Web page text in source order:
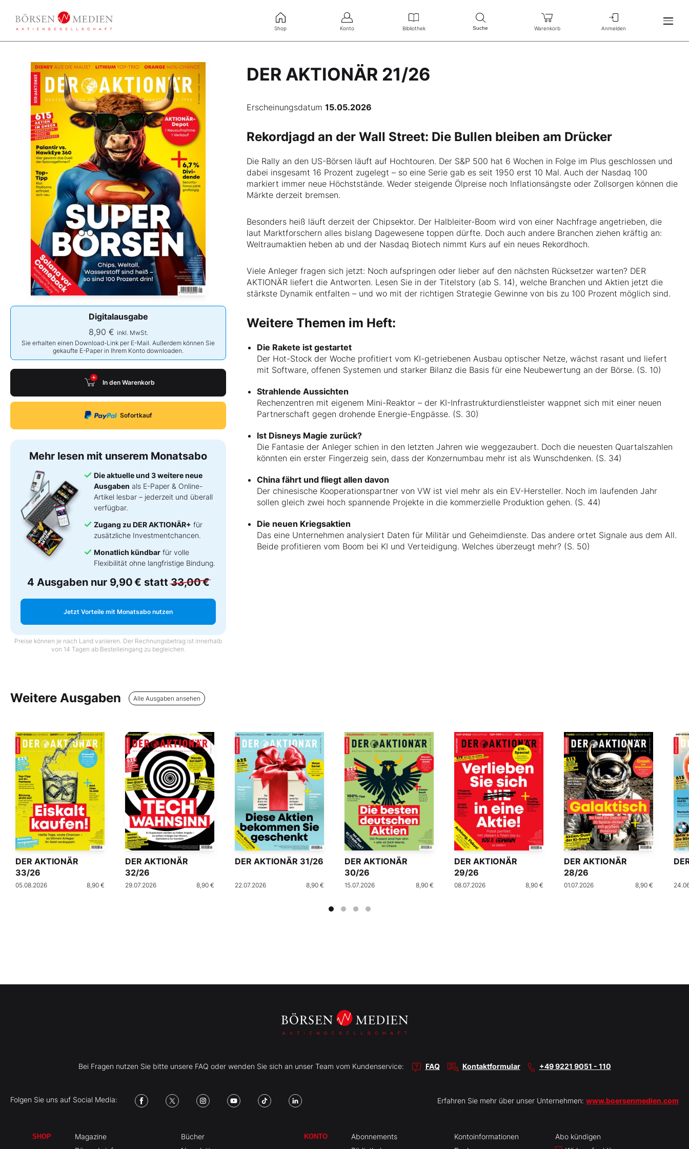
Shop Konto Bibliothek Suche Warenkorb Anmelden
DER AKTIONÄR 21/26
Erscheinungsdatum15.05.2026
Digitalausgabe
8,90 € inkl. MwSt.
Sie erhalten einen Download-Link per E-Mail. Außerdem können Sie
gekaufte E-Paper in Ihrem Konto downloaden.
In den Warenkorb
Sofortkauf
Mehr lesen mit unserem Monatsabo
Die aktuelle und 3 weitere neue
Ausgaben als E-Paper & Online-
Artikel lesbar – jederzeit und überall
verfügbar.
Zugang zu DER AKTIONÄR+ für
zusätzliche Investmentchancen.
Monatlich kündbar für volle
Flexibilität ohne langfristige Bindung.
4 Ausgaben nur 9,90 € statt33,00 €
Jetzt Vorteile mit Monatsabo nutzen
Preise können je nach Land variieren. Der Rechnungsbetrag ist innerhalb
von 14 Tagen ab Bestelleingang zu begleichen.
Rekordjagd an der Wall Street: Die Bullen bleiben am Drücker
Die Rally an den US-Börsen läuft auf Hochtouren. Der S&P 500 hat 6 Wochen in Folge im Plus geschlossen und
dabei insgesamt 16 Prozent zugelegt – so eine Serie gab es seit 1950 erst 10 Mal. Auch der Nasdaq 100
markiert immer neue Höchststände. Weder steigende Ölpreise noch Inflationsängste oder Zollsorgen können die
Märkte derzeit bremsen.
Besonders heiß läuft derzeit der Chipsektor. Der Halbleiter-Boom wird von einer Nachfrage angetrieben, die
laut Marktforschern alles bislang Dagewesene toppen dürfte. Doch auch andere Branchen ziehen kräftig an:
Weltraumaktien heben ab und der Nasdaq Biotech nimmt Kurs auf ein neues Rekordhoch.
Viele Anleger fragen sich jetzt: Noch aufspringen oder lieber auf den nächsten Rücksetzer warten? DER
AKTIONÄR liefert die Antworten. Lesen Sie in der Titelstory (ab S. 14), welche Branchen und Aktien jetzt die
stärkste Dynamik entfalten – und wo mit der richtigen Strategie Gewinne von bis zu 100 Prozent möglich sind.
Weitere Themen im Heft:
Die Rakete ist gestartet
Der Hot-Stock der Woche profitiert vom KI-getriebenen Ausbau optischer Netze, wächst rasant und liefert
mit Software, offenen Systemen und starker Bilanz die Basis für eine Neubewertung an der Börse. (S. 10)
Strahlende Aussichten
Rechenzentren mit eigenem Mini-Reaktor – der KI-Infrastrukturdienstleister wappnet sich mit einer neuen
Partnerschaft gegen drohende Energie-Engpässe. (S. 30)
Ist Disneys Magie zurück?
Die Fantasie der Anleger schien in den letzten Jahren wie weggezaubert. Doch die neuesten Quartalszahlen
könnten ein erster Fingerzeig sein, dass der Konzernumbau mehr ist als Wunschdenken. (S. 34)
China fährt und fliegt allen davon
Der chinesische Kooperationspartner von VW ist viel mehr als ein EV-Hersteller. Noch im laufenden Jahr
sollen gleich zwei hoch spannende Projekte in die kommerzielle Produktion gehen. (S. 44)
Die neuen Kriegsaktien
Das eine Unternehmen analysiert Daten für Militär und Geheimdienste. Das andere ortet Signale aus dem All.
Beide profitieren vom Boom bei KI und Verteidigung. Welches überzeugt mehr? (S. 50)
Weitere Ausgaben Alle Ausgaben ansehen
DER AKTIONÄR
33/26
05.08.2026 8,90 €
DER AKTIONÄR
32/26
29.07.2026 8,90 €
DER AKTIONÄR 31/26
22.07.2026 8,90 €
DER AKTIONÄR
30/26
15.07.2026 8,90 €
DER AKTIONÄR
29/26
08.07.2026 8,90 €
DER AKTIONÄR
28/26
01.07.2026 8,90 €
Bei Fragen nutzen Sie bitte unsere FAQ oder wenden Sie sich an unser Team vom Kundenservice: FAQ Kontaktformular +49 9221 9051 - 110
Folgen Sie uns auf Social Media: Erfahren Sie mehr über unser Unternehmen: www.boersenmedien.com
SHOP
Magazine
Bücher
KONTO
Abonnements
Kontoinformationen
Abo kündigen